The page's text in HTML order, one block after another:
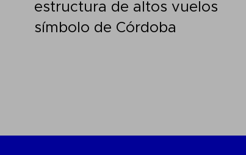
estructura de altos vuelos
símbolo de Córdoba